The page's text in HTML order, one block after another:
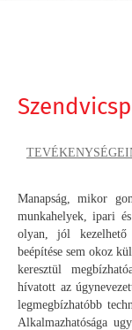
Manapság, mikor
munkahelyek, ipari
olyan, jól kezelhető
beépítése sem okoz
keresztül
hívatott az
legmegbízhatóbb
Alkalmazhatósága